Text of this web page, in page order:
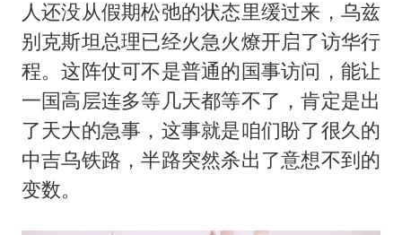
人还没从假期松弛的状态里缓过来，乌兹
别克斯坦总理已经火急火燎开启了访华行
程。这阵仗可不是普通的国事访问，能让
一国高层连多等几天都等不了，肯定是出
了天大的急事，这事就是咱们盼了很久的
中吉乌铁路，半路突然杀出了意想不到的
变数。